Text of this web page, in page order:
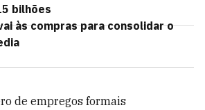
bilhões
às compras para consolidar o
de empregos formais